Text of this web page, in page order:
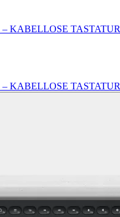
KABELLOSE TASTATUR
KABELLOSE TASTATUR